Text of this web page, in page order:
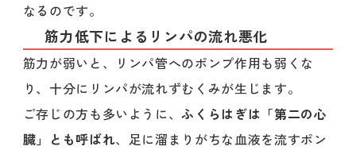
なるのです。
筋力低下によるリンパの流れ悪化
筋力が弱いと、リンパ管へのポンプ作用も弱くな
り、十分にリンパが流れずむくみが生じます。
ご存じの方も多いように、ふくらはぎは「第二の心
臓」とも呼ばれ、足に溜まりがちな血液を流すポン